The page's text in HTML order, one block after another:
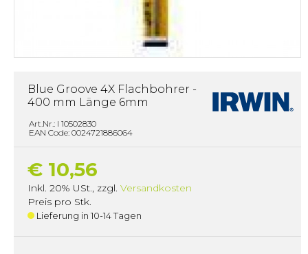
Blue Groove 4X Flachbohrer -
400 mm Länge 6mm
Art.Nr.: I 10502830
EAN Code: 0024721886064
€ 10,56
Inkl. 20% USt., zzgl. Versandkosten
Preis pro Stk.
Lieferung in 10-14 Tagen